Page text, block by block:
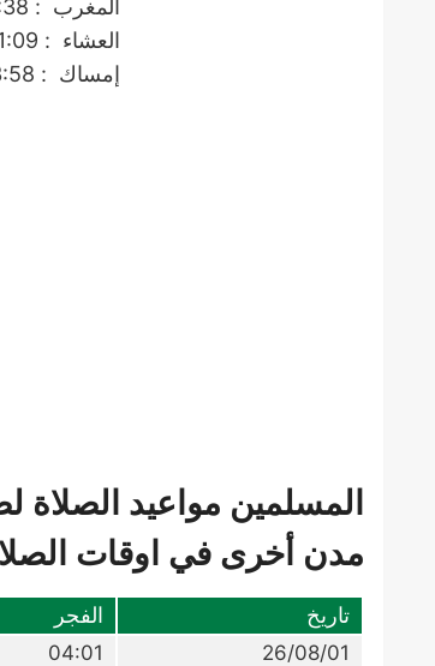
المغرب : 19:38
العشاء : 21:09
إمساك : 03:58
المسلمين مواعيد
مدن أخرى في اوقات
تاريخ الفجر
26/08/01
04:01